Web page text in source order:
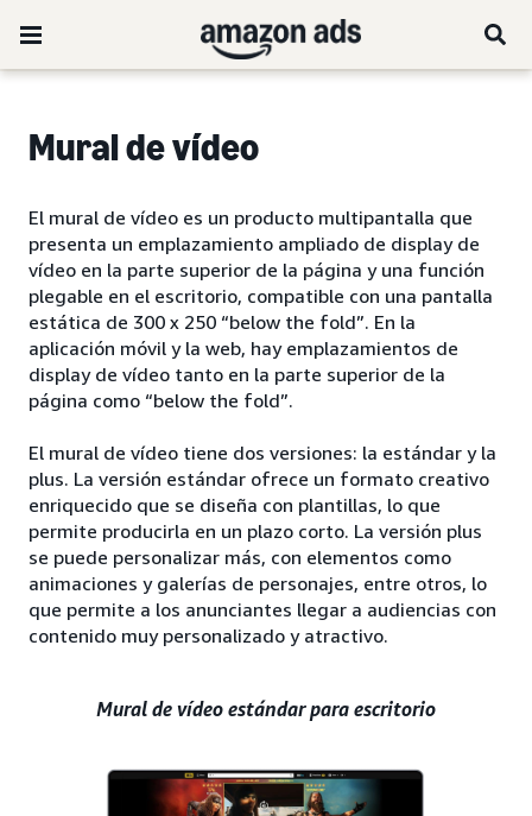
Mural de vídeo
El mural de vídeo es un producto multipantalla que
presenta un emplazamiento ampliado de display de
vídeo en la parte superior de la página y una función
plegable en el escritorio, compatible con una pantalla
estática de 300 x 250 “below the fold”. En la
aplicación móvil y la web, hay emplazamientos de
display de vídeo tanto en la parte superior de la
página como “below the fold”.
El mural de vídeo tiene dos versiones: la estándar y la
plus. La versión estándar ofrece un formato creativo
enriquecido que se diseña con plantillas, lo que
permite producirla en un plazo corto. La versión plus
se puede personalizar más, con elementos como
animaciones y galerías de personajes, entre otros, lo
que permite a los anunciantes llegar a audiencias con
contenido muy personalizado y atractivo.
Mural de vídeo estándar para escritorio